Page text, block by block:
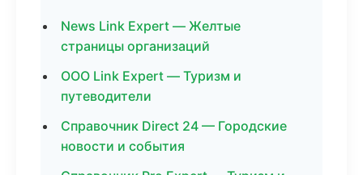
News Link Expert — Желтые
страницы организаций
ООО Link Expert — Туризм и
путеводители
Справочник Direct 24 — Городские
новости и события